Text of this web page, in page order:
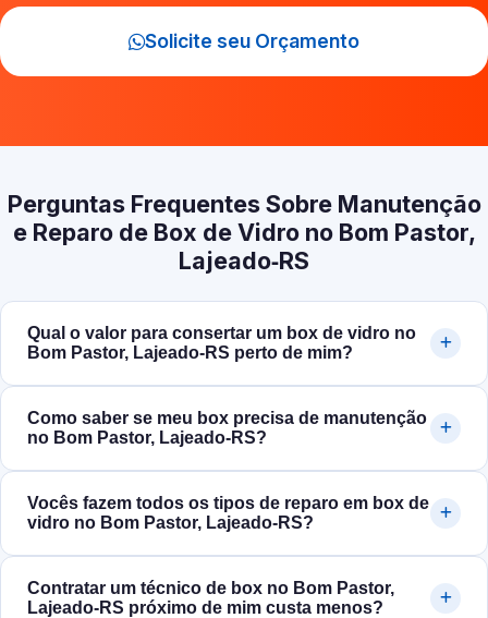
Solicite seu Orçamento
Perguntas Frequentes Sobre Manutenção
e Reparo de Box de Vidro no Bom Pastor,
Lajeado‑RS
Qual o valor para consertar um box de vidro no
Bom Pastor, Lajeado‑RS perto de mim?
Como saber se meu box precisa de manutenção
no Bom Pastor, Lajeado‑RS?
Vocês fazem todos os tipos de reparo em box de
vidro no Bom Pastor, Lajeado‑RS?
Contratar um técnico de box no Bom Pastor,
Lajeado‑RS próximo de mim custa menos?